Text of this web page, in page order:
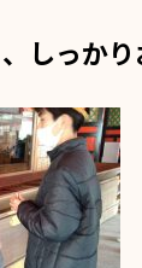
しっかり